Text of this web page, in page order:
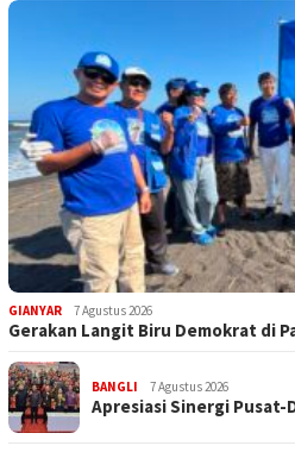
GIANYAR 7 Agustus 2026
Gerakan Langit Biru Demokrat di
BANGLI 7 Agustus 2026
Apresiasi Sinergi